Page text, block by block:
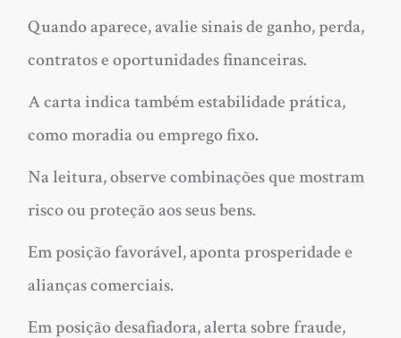
Quando aparece, avalie sinais de ganho, perda,
contratos e oportunidades financeiras.
A carta indica também estabilidade prática,
como moradia ou emprego fixo.
Na leitura, observe combinações que mostram
risco ou proteção aos seus bens.
Em posição favorável, aponta prosperidade e
alianças comerciais.
Em posição desafiadora, alerta sobre fraude,